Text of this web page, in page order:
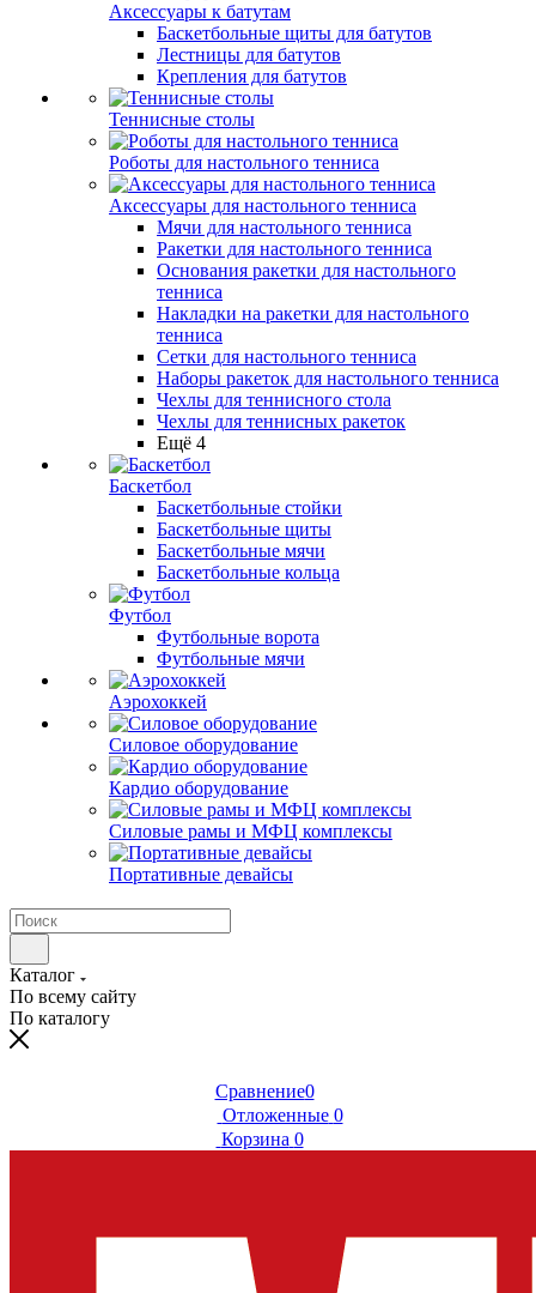
Аксессуары к батутам
Баскетбольные щиты для батутов
Лестницы для батутов
Крепления для батутов
Теннисные столы
Роботы для настольного тенниса
Аксессуары для настольного тенниса
Мячи для настольного тенниса
Ракетки для настольного тенниса
Основания ракетки для настольного
тенниса
Накладки на ракетки для настольного
тенниса
Сетки для настольного тенниса
Наборы ракеток для настольного тенниса
Чехлы для теннисного стола
Чехлы для теннисных ракеток
Ещё 4
Баскетбол
Баскетбольные стойки
Баскетбольные щиты
Баскетбольные мячи
Баскетбольные кольца
Футбол
Футбольные ворота
Футбольные мячи
Аэрохоккей
Силовое оборудование
Кардио оборудование
Силовые рамы и МФЦ комплексы
Портативные девайсы
Каталог
По всему сайту
По каталогу
Сравнение0
Отложенные 0
Корзина 0